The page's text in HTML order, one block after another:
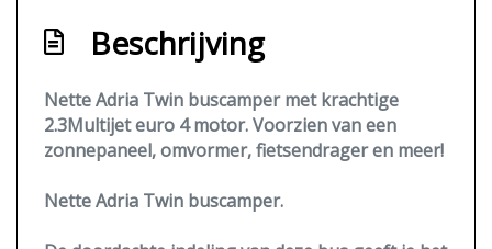
Beschrijving
Nette Adria Twin buscamper met krachtige
2.3Multijet euro 4 motor. Voorzien van een
zonnepaneel, omvormer, fietsendrager en meer!
Nette Adria Twin buscamper.